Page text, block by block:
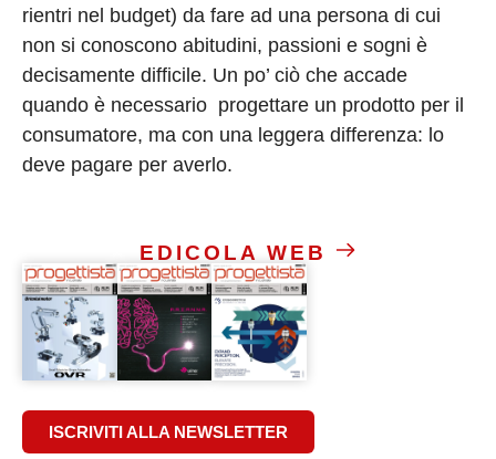
rientri nel budget) da fare ad una persona di cui
non si conoscono abitudini, passioni e sogni è
decisamente difficile. Un po’ ciò che accade
quando è necessario progettare un prodotto per il
consumatore, ma con una leggera differenza: lo
deve pagare per averlo.
EDICOLA WEB
ISCRIVITI ALLA NEWSLETTER